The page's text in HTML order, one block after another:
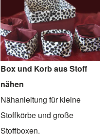
Box und Korb aus Stoff
nähen
Nähanleitung für kleine
Stoffkörbe und große
Stoffboxen.